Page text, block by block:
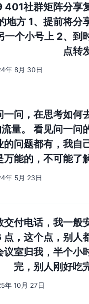
社群矩阵分享
地方 1、提前将分
一个小号上 2、到
点转
年 8月 30日
一问，在思考如何
量。 看见问一问
的问题都有，我自
万能的，不可能了
年 5月 23日
交付电话，我一般
点，这个点，别人
议室归我，半个小
完，别人刚好吃
年 10月 27日